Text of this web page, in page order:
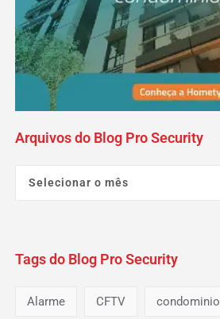
Arquivos do Blog Pro Security
Tags do Blog Pro Security
Alarme CFTV condominio